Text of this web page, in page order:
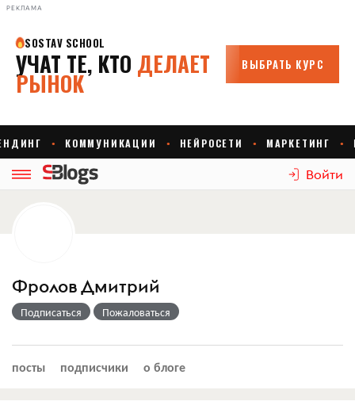
РЕКЛАМА
Войти
Фролов Дмитрий
Подписаться Пожаловаться
посты подписчики о блоге